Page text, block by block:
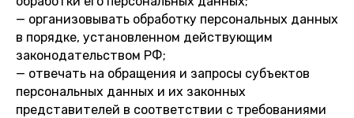
— организовывать обработку персональных данных
в порядке, установленном действующим
законодательством РФ;
— отвечать на обращения и запросы субъектов
персональных данных и их законных
представителей в соответствии с требованиями